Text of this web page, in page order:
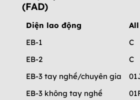
(FAD)
Diện lao động
EB-1
C
EB-2
C
EB-3 tay nghề/chuyên gia
EB-3 không tay nghề